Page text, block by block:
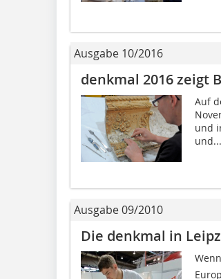
Ausgabe 10/2016
denkmal 2016 zeigt
Auf
und
und...
Ausgabe 09/2010
Die denkmal in